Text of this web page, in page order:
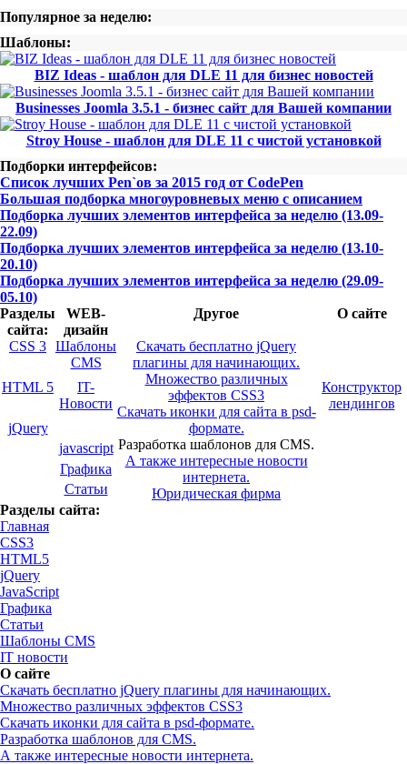
Популярное за неделю:
Шаблоны:
BIZ Ideas - шаблон для DLE 11 для бизнес новостей
Businesses Joomla 3.5.1 - бизнес сайт для Вашей компании
Stroy House - шаблон для DLE 11 с чистой установкой
Подборки интерфейсов:
Список лучших Pen`ов за 2015 год от CodePen
Большая подборка многоуровневых меню с описанием
Подборка лучших элементов интерфейса за неделю (13.09-
22.09)
Подборка лучших элементов интерфейса за неделю (13.10-
20.10)
Подборка лучших элементов интерфейса за неделю (29.09-
05.10)
Разделы
сайта:
WEB-
дизайн
Другое О сайте
CSS 3 Шаблоны
CMS
Скачать бесплатно jQuery
плагины для начинающих.
Множество различных
эффектов CSS3
Скачать иконки для сайта в psd-
формате.
Разработка шаблонов для CMS.
А также интересные новости
интернета.
Юридическая фирма
HTML 5
IT-
Новости
Конструктор
лендингов
jQuery
javascript
Графика
Статьи
Разделы сайта:
Главная
CSS3
HTML5
jQuery
JavaScript
Графика
Статьи
Шаблоны CMS
IT новости
О сайте
Скачать бесплатно jQuery плагины для начинающих.
Множество различных эффектов CSS3
Скачать иконки для сайта в psd-формате.
Разработка шаблонов для CMS.
А также интересные новости интернета.